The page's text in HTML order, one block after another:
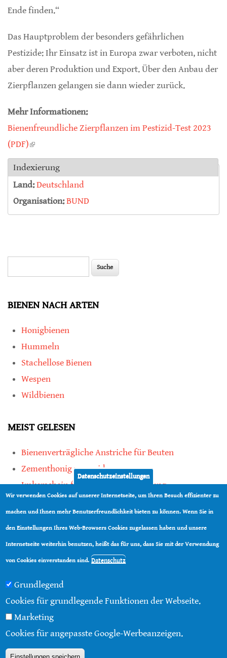
Ende finden.“
Das Hauptproblem der besonders gefährlichen
Pestizide: Ihr Einsatz ist in Europa zwar verboten, nicht
aber deren Produktion und Export. Über den Anbau der
Zierpflanzen gelangen sie dann wieder zurück.
Mehr Informationen:
Bienenfreundliche Zierpflanzen im Pestizid-Test 2023
(PDF)(link is external)
Indexierung
Land:Deutschland
Organisation:BUND
BIENEN NACH ARTEN
Honigbienen
Hummeln
Stachellose Bienen
Wespen
Wildbienen
MEIST GELESEN
Bienenverträgliche Anstriche für Beuten
Zementhonig vermeiden
Imkerschein für Honigbienen-Haltung
Kauf von Mittelwänden ist Vertrauenssache
teilen
Datenschutzeinstellungen
Wir verwenden Cookies auf unserer Internetseite, um Ihren Besuch effizienter zu
machen und Ihnen mehr Benutzerfreundlichkeit bieten zu können. Wenn Sie in
den Einstellungen Ihres Web-Browsers Cookies zugelassen haben und unsere
Internetseite weiterhin benutzen, heißt das für uns, dass Sie mit der Verwendung
von Cookies einverstanden sind. Datenschutz
Grundlegend
Cookies für grundlegende Funktionen der Webseite.
Marketing
Cookies für angepasste Google-Werbeanzeigen.